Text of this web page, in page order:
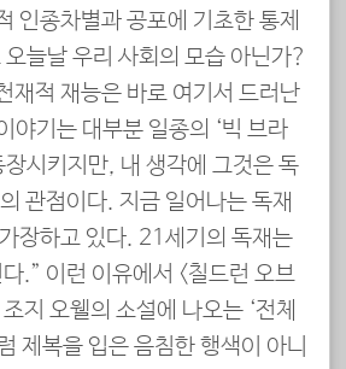
인종차별과 공포에 기초한 통제
늘날 우리 사회의 모습 아닌가?
재적 재능은 바로 여기서 드러난
야기는 대부분 일종의 ‘빅 브라
장시키지만, 내 생각에 그것은 독
관점이다. 지금 일어나는 독재
장하고 있다. 21세기의 독재는
다.” 이런 이유에서 <칠드런 오브
지 오웰의 소설에 나오는 ‘전체
제복을 입은 음침한 행색이 아니